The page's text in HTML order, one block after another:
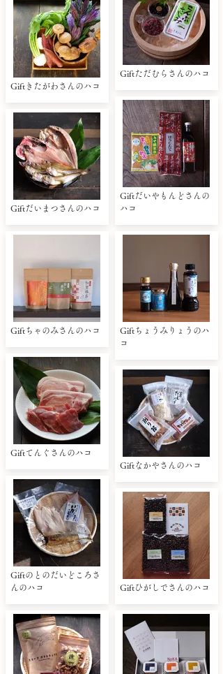
Giftきたがわさんのハコ
Giftだいまつさんのハコ
Giftちゃのみさんのハコ
Giftてんぐさんのハコ
Giftのとのだいどころさ
んのハコ
Giftただむらさんのハコ
Giftだいやもんどさんの
ハコ
Giftちょうみりょうのハ
コ
Giftなかやさんのハコ
Giftひがしでさんのハコ